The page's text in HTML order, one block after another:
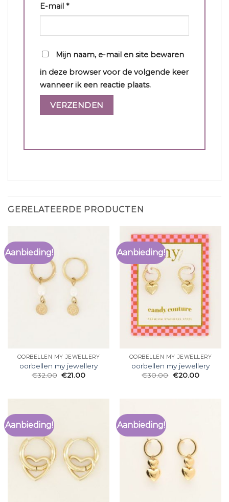
E-mail *
Mijn naam, e-mail en site bewaren
in deze browser voor de volgende keer
wanneer ik een reactie plaats.
GERELATEERDE PRODUCTEN
Aanbieding!
OORBELLEN MY JEWELLERY
oorbellen my jewellery
€32.00 €21.00
Aanbieding!
OORBELLEN MY JEWELLERY
oorbellen my jewellery
€30.00 €20.00
Aanbieding! Aanbieding!